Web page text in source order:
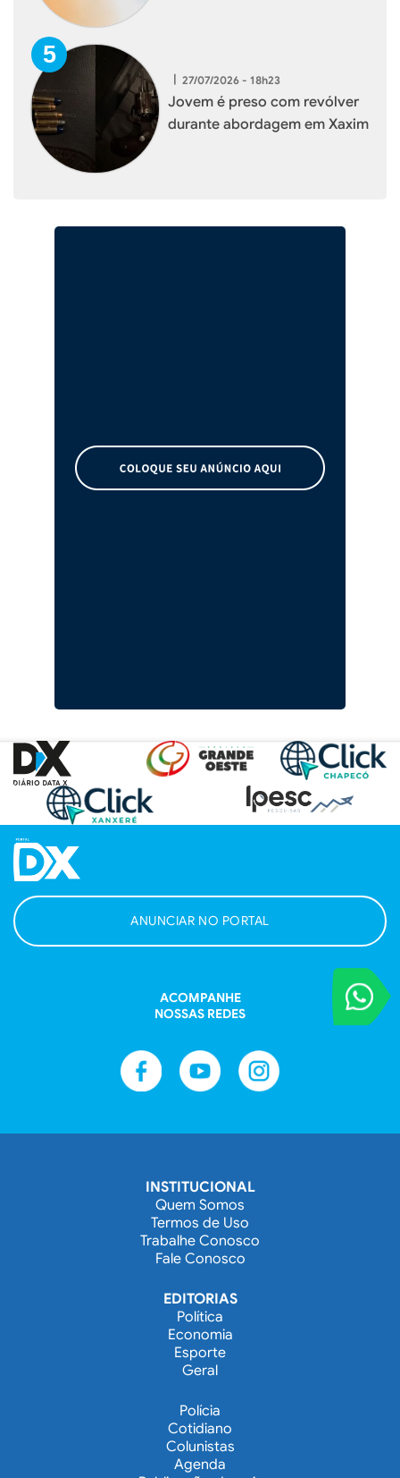
| 27/07/2026 - 18h23
Jovem é preso com revólver
durante abordagem em Xaxim
VOCÊ
Entre em
ANUNCIAR NO PORTAL
ACOMPANHE
NOSSAS REDES
INSTITUCIONAL
Quem Somos
Termos de Uso
Trabalhe Conosco
Fale Conosco
EDITORIAS
Política
Economia
Esporte
Geral
Polícia
Cotidiano
Colunistas
Agenda